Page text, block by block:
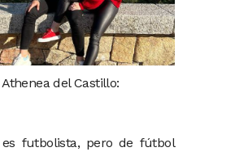
del Castillo:
es futbolista, pero de fútbol